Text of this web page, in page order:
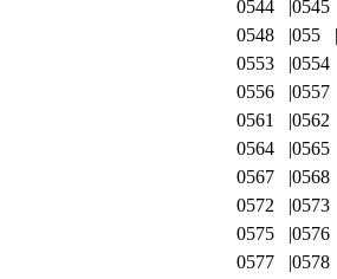
0544
0545
0548
055
0553
0554
0556
0557
0561
0562
0564
0565
0567
0568
0572
0573
0575
0576
0577
0578